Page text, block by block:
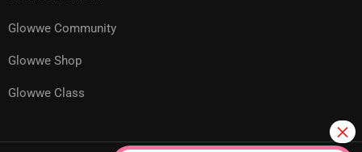
Glowwe Community
Glowwe Shop
Glowwe Class